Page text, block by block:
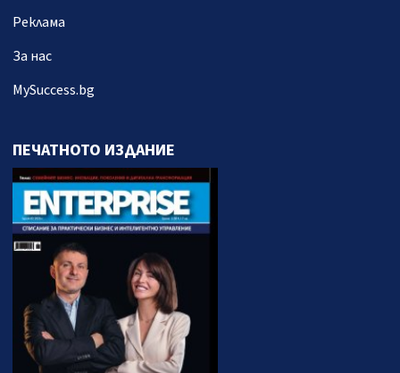
Реклама
За нас
MySuccess.bg
ПЕЧАТНОТО ИЗДАНИЕ